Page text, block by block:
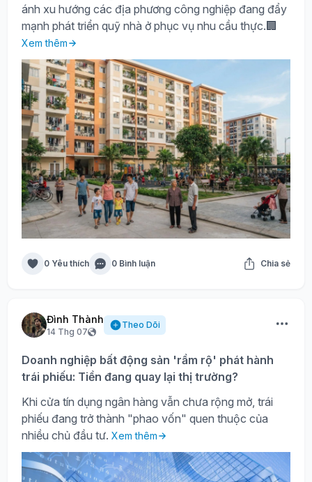
ánh xu hướng các địa phương công nghiệp đang đẩy
mạnh phát triển quỹ nhà ở phục vụ nhu cầu thực.🏢
Xem thêm
0 Yêu thích 0 Bình luận Chia sẻ
Đình Thành
14 Thg 07
Theo Dõi
Doanh nghiệp bất động sản 'rầm rộ' phát hành
trái phiếu: Tiền đang quay lại thị trường?
Khi cửa tín dụng ngân hàng vẫn chưa rộng mở, trái
phiếu đang trở thành "phao vốn" quen thuộc của
nhiều chủ đầu tư. Xem thêm